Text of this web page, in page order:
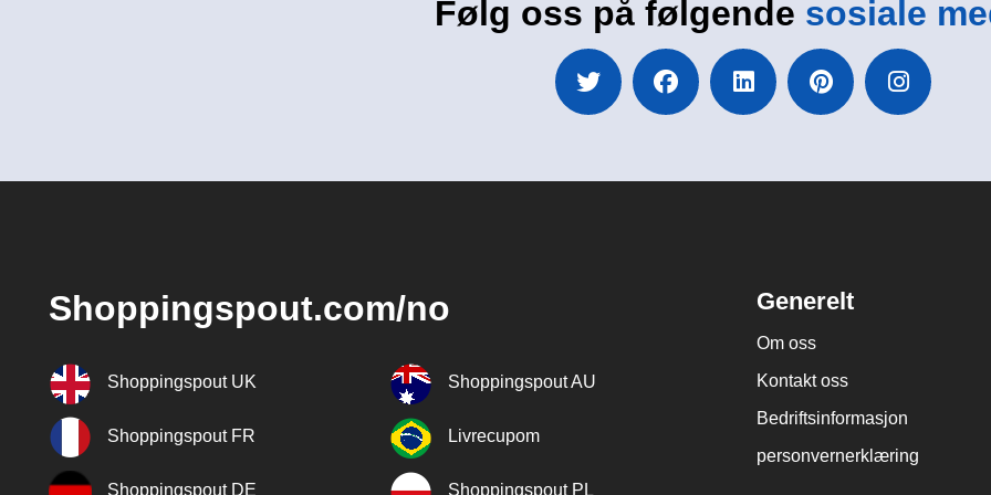
Følg oss på følgende sosiale
Shoppingspout.com/no
Shoppingspout UK Shoppingspout AU
Shoppingspout FR Livrecupom
Shoppingspout DE Shoppingspout PL
Generelt
Om oss
Kontakt oss
Bedriftsinformasjon
personvernerklæring